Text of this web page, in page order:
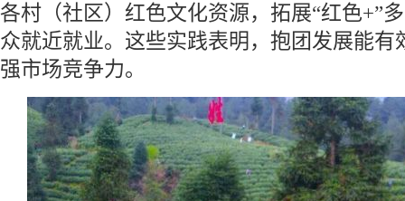
各村（社区）红色文化资源，拓展“红色+”
众就近就业。这些实践表明，抱团发展能有
强市场竞争力。